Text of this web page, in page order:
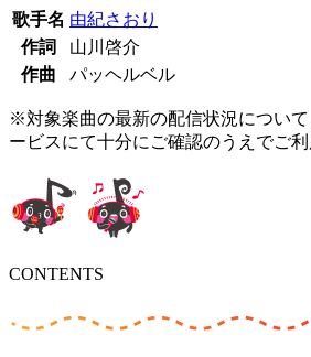
歌手名 由紀さおり
作詞
山川啓介
作曲
パッヘルベル
※対象楽曲の最新の配信状況につい
ービスにて十分にご確認のうえでご利
CONTENTS